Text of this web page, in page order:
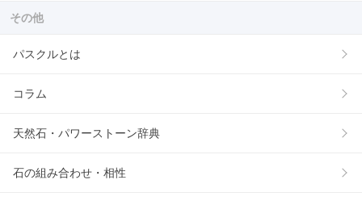
その他
パスクルとは
コラム
天然石・パワーストーン辞典
石の組み合わせ・相性